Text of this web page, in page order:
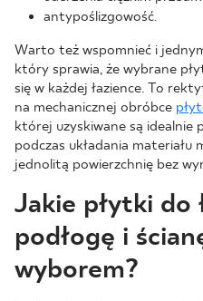
antypoślizgowość.
Warto też wspomnieć i
który sprawia, że wybrane
się w każdej łazience. To
na mechanicznej obróbce
której uzyskiwane są
podczas układania materiału
jednolitą powierzchnię bez
Jakie płytki do
podłogę i
wyborem?